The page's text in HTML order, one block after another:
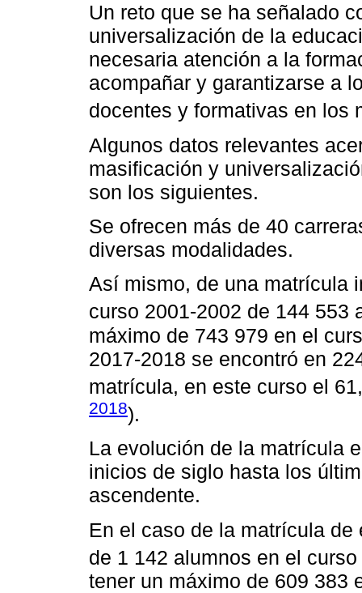
Un reto que se ha señalado
universalización de la
necesaria atención a la
acompañar y garantizarse a
docentes y formativas en los
Algunos datos relevantes
masificación y
son los siguientes.
Se ofrecen más de 40
diversas modalidades.
Así mismo, de una matrícula
curso 2001-2002 de 144 553
máximo de 743 979 en el
2017-2018 se encontró en
matrícula, en este curso el
2018).
La evolución de la matrícula
inicios de siglo hasta los
ascendente.
En el caso de la matrícula
de 1 142 alumnos en el
tener un máximo de 609 383